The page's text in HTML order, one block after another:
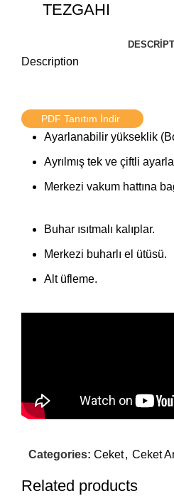
TEZGAHI
Description
PDF Tanıtım İndir
Ayarlanabilir yükseklik
Ayrılmış tek ve çiftli
Merkezi vakum hattına
Buhar ısıtmalı kalıplar.
Merkezi buharlı el ütüsü.
Alt üfleme.
Categories: Ceket, Ceket
Related products